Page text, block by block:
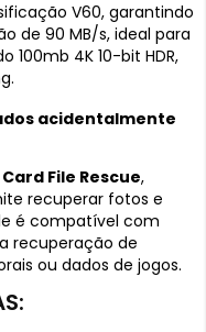
V60, garantindo
de 90 MB/s, ideal para
100mb 4K 10-bit HDR,
acidentalmente
File Rescue,
recuperar fotos e
é compatível com
recuperação de
ou dados de jogos.